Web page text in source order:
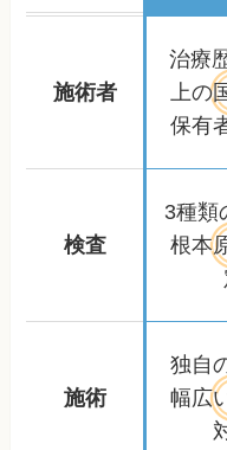
施術者
治療
上の
保有
検査
3種類
根本
施術
独自
幅広